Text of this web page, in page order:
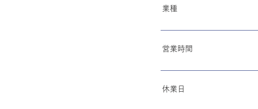
業種
営業時間
休業日